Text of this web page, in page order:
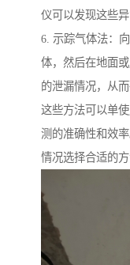
仪可以发现这些
6. 示踪气体法：
体，然后在地面
的泄漏情况，从
这些方法可以单
测的准确性和效
情况选择合适的